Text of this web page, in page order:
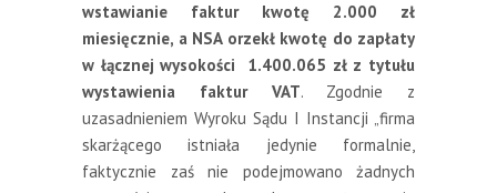
wstawianie faktur kwotę 2.000 zł
miesięcznie, a NSA orzekł kwotę do zapłaty
w łącznej wysokości 1.400.065 zł z tytułu
wystawienia faktur VAT. Zgodnie z
uzasadnieniem Wyroku Sądu I Instancji „firma
skarżącego istniała jedynie formalnie,
faktycznie zaś nie podejmowano żadnych